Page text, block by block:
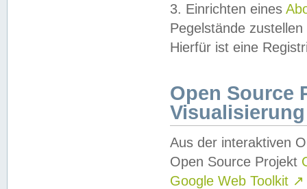
3. Einrichten eines
Pegelstände
Hierfür ist eine
Open Source
Visualisierung
Aus der interaktiven
Open Source Projekt
Google Web Toolkit ↗